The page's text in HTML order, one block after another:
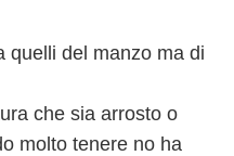
quelli del manzo ma di
che sia arrosto o
molto tenere no ha